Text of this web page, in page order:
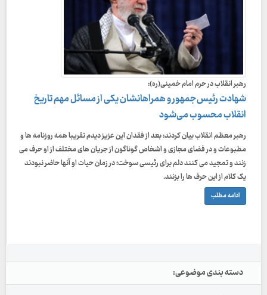
رهبر انقلاب در حرم امام خمینی(ره):
شهادت رئیس‌جمهور و همراهانشان یکی از مسائل مهم تاریخ
انقلاب محسوب می‌شود
رهبر معظم انقلاب بیان کردند: بعد از فقدان این عزیز دیدم تقریبا همه روزنامه ها و
مطبوعات و در فضای مجازی و اشخاص گوناگون از جریان های مختلف از او حرف می
زنند و تمجید می کنند دلم برای رئیسی سوخت؛ در زمان حیات او آنها حاضر نبودند
یک کلام از این حرف ها را بزنند.
ادامه مطلب
دسته بندی موضوعی: